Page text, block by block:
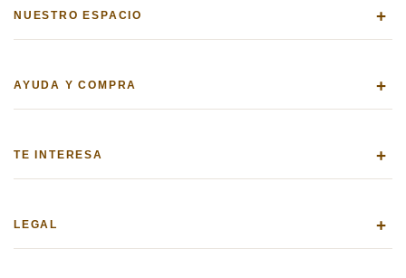
NUESTRO ESPACIO +
AYUDA Y COMPRA +
TE INTERESA +
LEGAL +